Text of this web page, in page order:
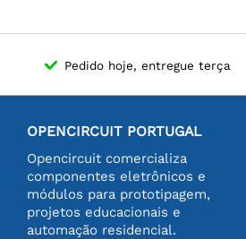
Pedido hoje, entregue terça
OPENCIRCUIT PORTUGAL
Opencircuit comercializa
componentes eletrônicos e
módulos para prototipagem,
projetos educacionais e
automação residencial.